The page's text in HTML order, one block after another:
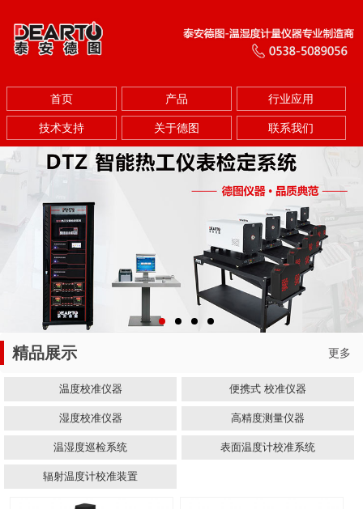
首页 产品 行业应用
技术支持 关于德图 联系我们
精品展示 更多
温度校准仪器 便携式 校准仪器
湿度校准仪器 高精度测量仪器
温湿度巡检系统 表面温度计校准系统
辐射温度计校准装置